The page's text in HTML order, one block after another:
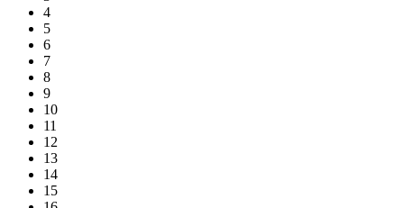
4
5
6
7
8
9
10
11
12
13
14
15